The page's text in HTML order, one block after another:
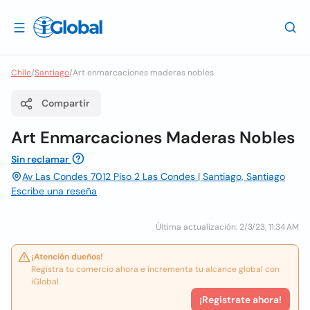
Chile/Santiago/Art enmarcaciones maderas nobles
Compartir
Art Enmarcaciones Maderas Nobles
Sin reclamar
Av Las Condes 7012 Piso 2 Las Condes | Santiago, Santiago
Escribe una reseña
Última actualización: 2/3/23, 11:34 AM
¡Atención dueños!
Registra tu comercio ahora e incrementa tu alcance global con
iGlobal.
¡Registrate ahora!